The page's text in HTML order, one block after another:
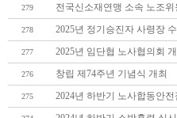
279 전국신소재연맹 소속 노조
278 2025년 정기승진자 사령장
277 2025년 임단협 노사협의회
276 창립 제74주년 기념식 개최
275 2024년 하반기 노사합동안